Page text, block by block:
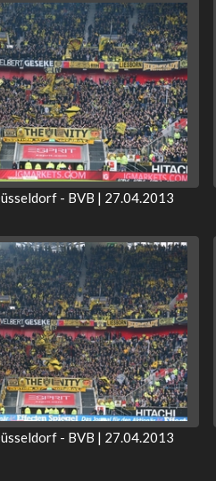
- BVB | 27.04.2013
- BVB | 27.04.2013